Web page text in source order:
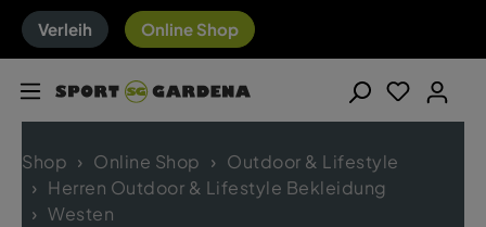
Verleih Online Shop
Shop Online Shop
Outdoor & Lifestyle
Herren Outdoor & Lifestyle Bekleidung
Westen